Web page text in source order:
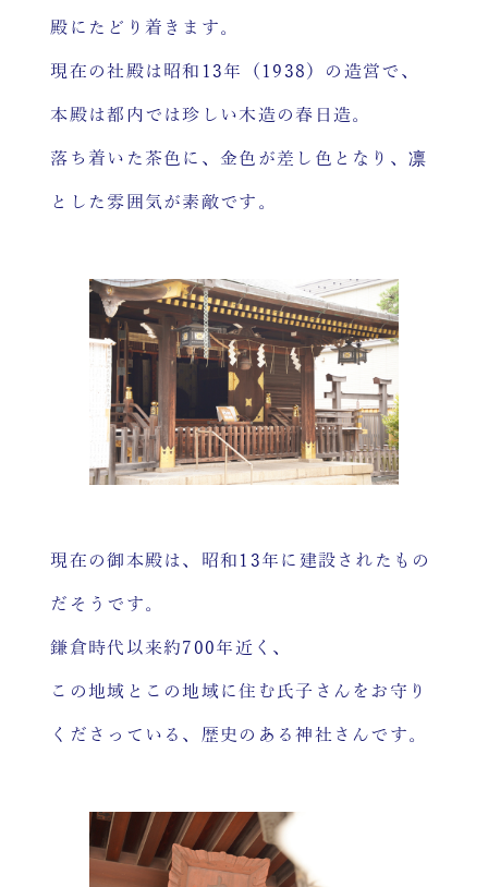
殿にたどり着きます。
現在の社殿は昭和13年（1938）の造営で、
本殿は都内では珍しい木造の春日造。
落ち着いた茶色に、金色が差し色となり、凛
とした雰囲気が素敵です。
現在の御本殿は、昭和13年に建設されたもの
だそうです。
鎌倉時代以来約700年近く、
この地域とこの地域に住む氏子さんをお守り
くださっている、歴史のある神社さんです。